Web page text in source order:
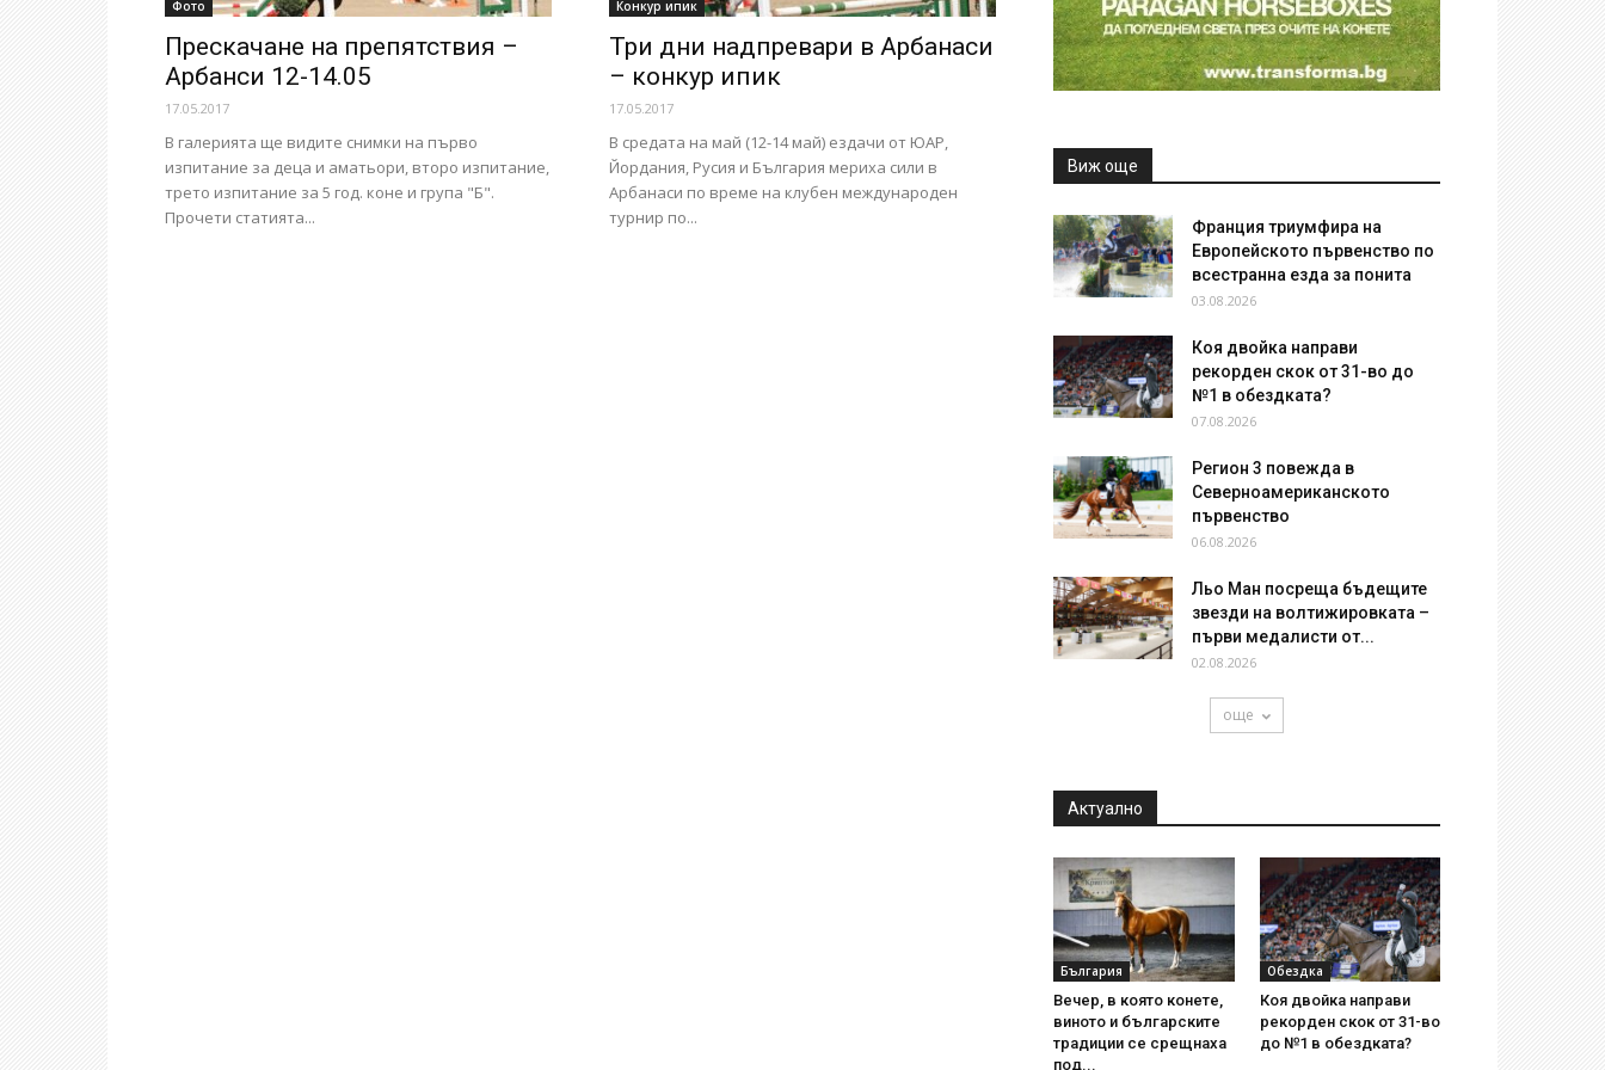
Фото
Прескачане на препятствия –
Арбанси 12-14.05
17.05.2017
В галерията ще видите снимки на първо
изпитание за деца и аматьори, второ изпитание,
трето изпитание за 5 год. коне и група "Б".
Прочети статията...
Конкур ипик
Три дни надпревари в Арбанаси
– конкур ипик
17.05.2017
В средата на май (12-14 май) ездачи от ЮАР,
Йордания, Русия и България мериха сили в
Арбанаси по време на клубен международен
турнир по...
Виж още
Франция триумфира на
Европейското първенство по
всестранна езда за понита
03.08.2026
Коя двойка направи
рекорден скок от 31-во до
№1 в обездката?
07.08.2026
Регион 3 повежда в
Северноамериканското
първенство
06.08.2026
Льо Ман посреща бъдещите
звезди на волтижировката –
първи медалисти от...
02.08.2026
още
Актуално
България
Вечер, в която конете,
виното и българските
традиции се срещнаха
под...
Обездка
Коя двойка направи
рекорден скок от 31-во
до №1 в обездката?